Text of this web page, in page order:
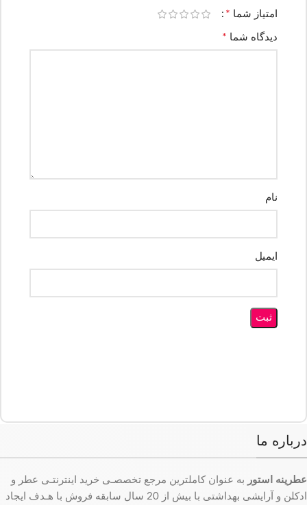
امتیاز شما *
دیدگاه شما *
نام
ایمیل
درباره ما
عطرینه استور به عنوان کاملترین مرجع تخصصـی خرید اینترنتـی عطر و
ادکلن و آرایشی بهداشتی با بیش از 20 سال سابقه فروش با هـدف ایجاد